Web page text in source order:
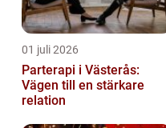
01 juli 2026
Parterapi i Västerås:
Vägen till en stärkare
relation